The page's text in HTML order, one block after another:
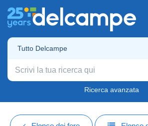
Tutto Delcampe
Ricerca avanzata